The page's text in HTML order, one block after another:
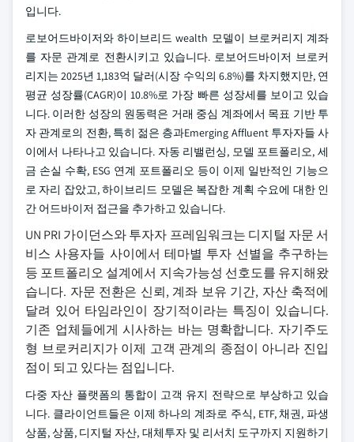
입니다.
로보어드바이저와 하이브리드 wealth 모델이 브로커리지 계좌
를 자문 관계로 전환시키고 있습니다. 로보어드바이저 브로커
리지는 2025년 1,183억 달러(시장 수익의 6.8%)를 차지했지만, 연
평균 성장률(CAGR)이 10.8%로 가장 빠른 성장세를 보이고 있습
니다. 이러한 성장의 원동력은 거래 중심 계좌에서 목표 기반 투
자 관계로의 전환, 특히 젊은 층과Emerging Affluent 투자자들 사
이에서 나타나고 있습니다. 자동 리밸런싱, 모델 포트폴리오, 세
금 손실 수확, ESG 연계 포트폴리오 등이 이제 일반적인 기능으
로 자리 잡았고, 하이브리드 모델은 복잡한 계획 수요에 대한 인
간 어드바이저 접근을 추가하고 있습니다.
UN PRI 가이던스와 투자자 프레임워크는 디지털 자문 서
비스 사용자들 사이에서 테마별 투자 선별을 추구하는
등 포트폴리오 설계에서 지속가능성 선호도를 유지해왔
습니다. 자문 전환은 신뢰, 계좌 보유 기간, 자산 축적에
달려 있어 타임라인이 장기적이라는 특징이 있습니다.
기존 업체들에게 시사하는 바는 명확합니다. 자기주도
형 브로커리지가 이제 고객 관계의 종점이 아니라 진입
점이 되고 있다는 점입니다.
다중 자산 플랫폼의 통합이 고객 유지 전략으로 부상하고 있습
니다. 클라이언트들은 이제 하나의 계좌로 주식, ETF, 채권, 파생
상품, 상품, 디지털 자산, 대체투자 및 리서치 도구까지 지원하기